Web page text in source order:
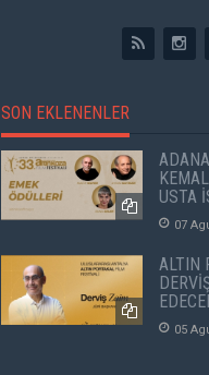
SON EKLENENLER
USTA
07
ALTIN
05